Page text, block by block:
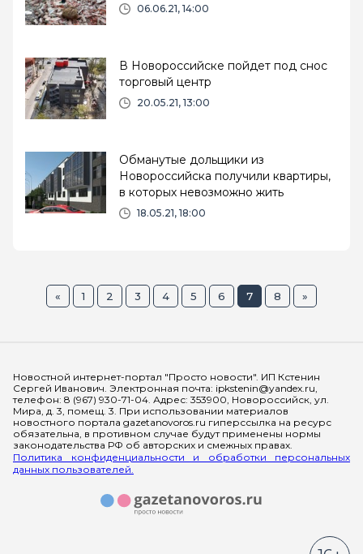
06.06.21, 14:00
В Новороссийске пойдет под снос
торговый центр
20.05.21, 13:00
Обманутые дольщики из
Новороссийска получили квартиры,
в которых невозможно жить
18.05.21, 18:00
« 1 2 3 4 5 6 7 8 »
Новостной интернет-портал "Просто новости". ИП Кстенин
Сергей Иванович. Электронная почта: ipkstenin@yandex.ru,
телефон: 8 (967) 930-71-04. Адрес: 353900, Новороссийск, ул.
Мира, д. 3, помещ. 3. При использовании материалов
новостного портала gazetanovoros.ru гиперссылка на ресурс
обязательна, в противном случае будут применены нормы
законодательства РФ об авторских и смежных правах.
Политика конфиденциальности и обработки персональных
данных пользователей.